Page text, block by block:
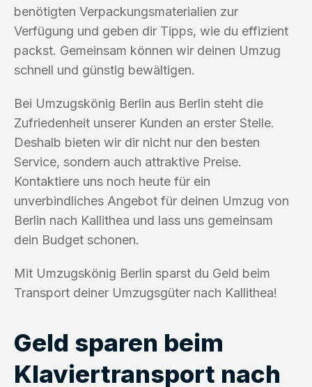
benötigten Verpackungsmaterialien zur
Verfügung und geben dir Tipps, wie du effizient
packst. Gemeinsam können wir deinen Umzug
schnell und günstig bewältigen.
Bei Umzugskönig Berlin aus Berlin steht die
Zufriedenheit unserer Kunden an erster Stelle.
Deshalb bieten wir dir nicht nur den besten
Service, sondern auch attraktive Preise.
Kontaktiere uns noch heute für ein
unverbindliches Angebot für deinen Umzug von
Berlin nach Kallithea und lass uns gemeinsam
dein Budget schonen.
Mit Umzugskönig Berlin sparst du Geld beim
Transport deiner Umzugsgüter nach Kallithea!
Geld sparen beim
Klaviertransport nach